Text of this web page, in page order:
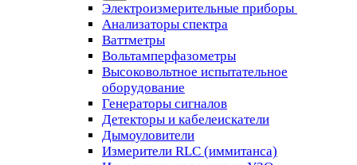
Электроизмерительные приборы
Анализаторы спектра
Ваттметры
Вольтамперфазометры
Высоковольтное испытательное
оборудование
Генераторы сигналов
Детекторы и кабелеискатели
Дымоуловители
Измерители RLC (иммитанса)